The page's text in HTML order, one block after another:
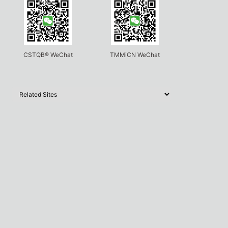
CSTQB® WeChat TMMiCN WeChat